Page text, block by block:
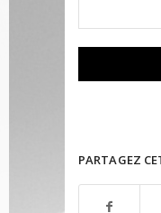
PARTAGEZ